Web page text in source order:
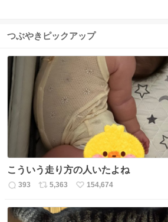
つぶやきピックアップ
こういう走り方の人いたよね
返
数
393
リ
ス
5,363
い
ね
154,674